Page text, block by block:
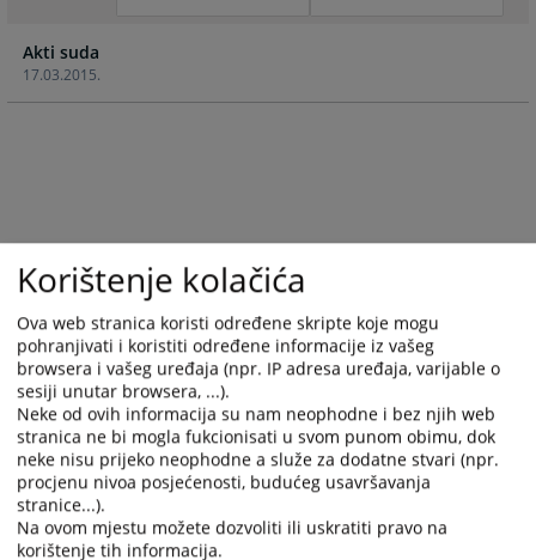
interact
select
date.
Press
the
question
mark
key
to
get
the
keyboard
shortcuts
interact
select
Press
the
question
key
to
get
the
keyboard
17.03.2015.
Akti suda
Korištenje kolačića
Ova web stranica koristi određene skripte koje mogu
pohranjivati i koristiti određene informacije iz vašeg
browsera i vašeg uređaja (npr. IP adresa uređaja, varijable o
sesiji unutar browsera, ...).
Neke od ovih informacija su nam neophodne i bez njih web
stranica ne bi mogla fukcionisati u svom punom obimu, dok
neke nisu prijeko neophodne a služe za dodatne stvari (npr.
procjenu nivoa posjećenosti, budućeg usavršavanja
stranice...).
Na ovom mjestu možete dozvoliti ili uskratiti pravo na
korištenje tih informacija.